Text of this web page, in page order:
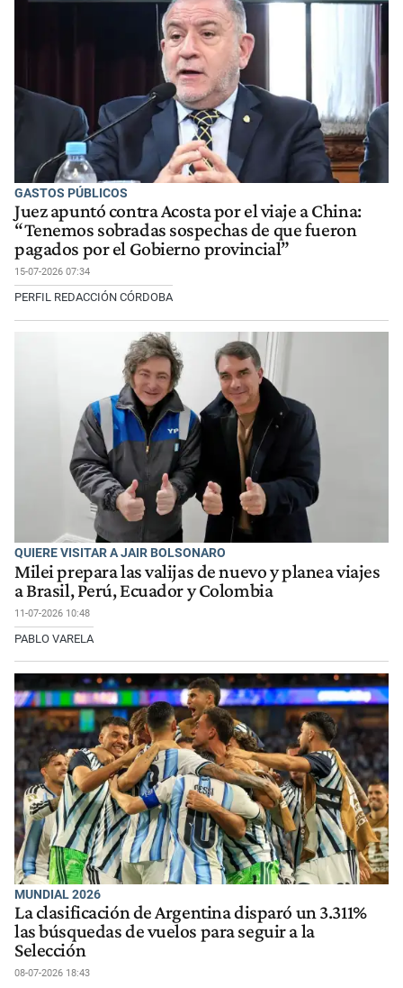
GASTOS PÚBLICOS
Juez apuntó contra Acosta por el viaje a China:
“Tenemos sobradas sospechas de que fueron
pagados por el Gobierno provincial”
15-07-2026 07:34
PERFIL REDACCIÓN CÓRDOBA
QUIERE VISITAR A JAIR BOLSONARO
Milei prepara las valijas de nuevo y planea viajes
a Brasil, Perú, Ecuador y Colombia
11-07-2026 10:48
PABLO VARELA
MUNDIAL 2026
La clasificación de Argentina disparó un 3.311%
las búsquedas de vuelos para seguir a la
Selección
08-07-2026 18:43